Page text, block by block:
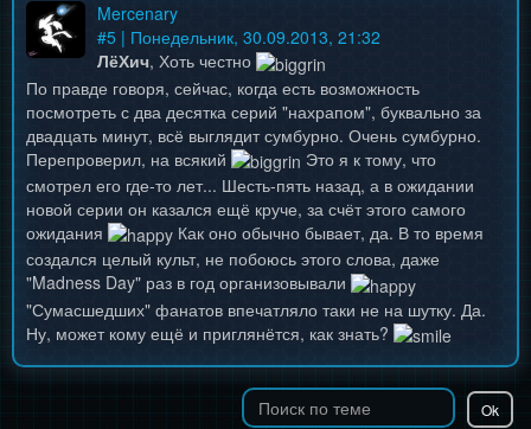
Mercenary
#5 | Понедельник, 30.09.2013, 21:32
ЛёХич, Хоть честно
По правде говоря, сейчас, когда есть возможность
посмотреть с два десятка серий "нахрапом", буквально за
двадцать минут, всё выглядит сумбурно. Очень сумбурно.
Перепроверил, на всякий
Это я к тому, что
смотрел его где-то лет... Шесть-пять назад, а в ожидании
новой серии он казался ещё круче, за счёт этого самого
ожидания
Как оно обычно бывает, да. В то время
создался целый культ, не побоюсь этого слова, даже
"Madness Day" раз в год организовывали
"Сумасшедших" фанатов впечатляло таки не на шутку. Да.
Ну, может кому ещё и приглянётся, как знать?